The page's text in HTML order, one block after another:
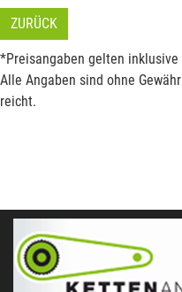
ZURÜCK
*Preisangaben gelten
Alle Angaben sind ohne
reicht.